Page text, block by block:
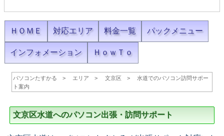
ＨＯＭＥ 対応エリア 料金一覧 パックメニュー
インフォメーション ＨｏｗＴｏ
パソコンたすかる エリア 文京区
水道でのパソコン訪問サポー
ト案内
文京区水道へのパソコン出張・訪問サポート